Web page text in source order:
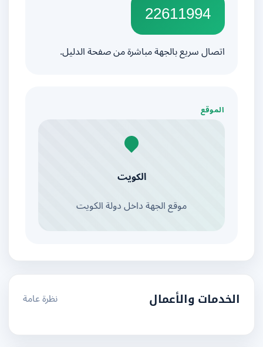
22611994
اتصال سريع بالجهة مباشرة من صفحة الدليل.
الموقع
الكويت
موقع الجهة داخل دولة الكويت
الخدمات والأعمال نظرة عامة